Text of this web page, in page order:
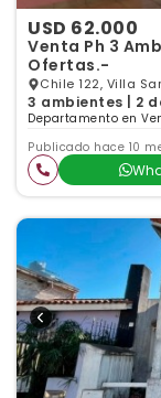
USD 62.000
Venta Ph 3
Ofertas.-
Chile 122, Villa
3 ambientes | 2
Departamento en
Publicado hace 10